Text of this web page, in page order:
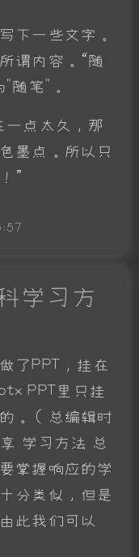
下一些文字。
谓内容。“随
随笔"。
一点太久，那
墨点。所以只
”
学习方
了PPT，挂在
PPT里只挂
。（总编辑时
学习方法 总
掌握响应的学
分类似，但是
此我们可以